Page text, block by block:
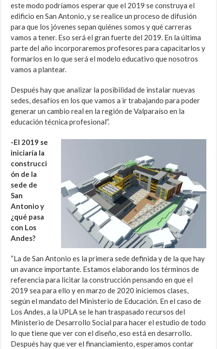
este modo podríamos esperar que el 2019 se construya el
edificio en San Antonio, y se realice un proceso de difusión
para que los jóvenes sepan quiénes somos y qué carreras
vamos a tener. Eso será el gran fuerte del 2019. En la última
parte del año incorporaremos profesores para capacitarlos y
formarlos en lo que será el modelo educativo que nosotros
vamos a plantear.
Después hay que analizar la posibilidad de instalar nuevas
sedes, desafíos en los que vamos a ir trabajando para poder
generar un cambio real en la región de Valparaíso en la
educación técnica profesional”.
-El 2019 se
iniciaría la
construcci
ón de la
sede de
San
Antonio y
¿qué pasa
con Los
Andes?
“La de San Antonio es la primera sede definida y de la que hay
un avance importante. Estamos elaborando los términos de
referencia para licitar la construcción pensando en que el
2019 sea para ello y en marzo de 2020 iniciemos clases,
según el mandato del Ministerio de Educación. En el caso de
Los Andes, a la UPLA se le han traspasado recursos del
Ministerio de Desarrollo Social para hacer el estudio de todo
lo que tiene que ver con el diseño, eso está en desarrollo.
Después hay que ver el financiamiento, esperamos contar